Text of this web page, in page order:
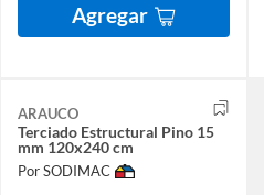
Agregar
ARAUCO
Terciado Estructural Pino 15
mm 120x240 cm
Por SODIMAC